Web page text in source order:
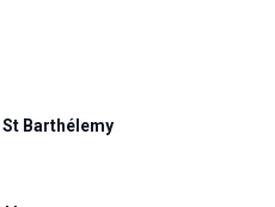
Barthélemy